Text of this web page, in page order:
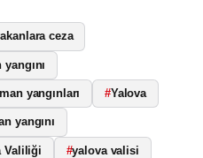
ceza
yangınları #Yalova
yangını
Valiliği #yalova valisi